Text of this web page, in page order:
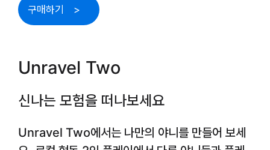
구매하기
Unravel Two
신나는 모험을 떠나보세요
Unravel Two에서는 나만의 야니를 만들어 보세